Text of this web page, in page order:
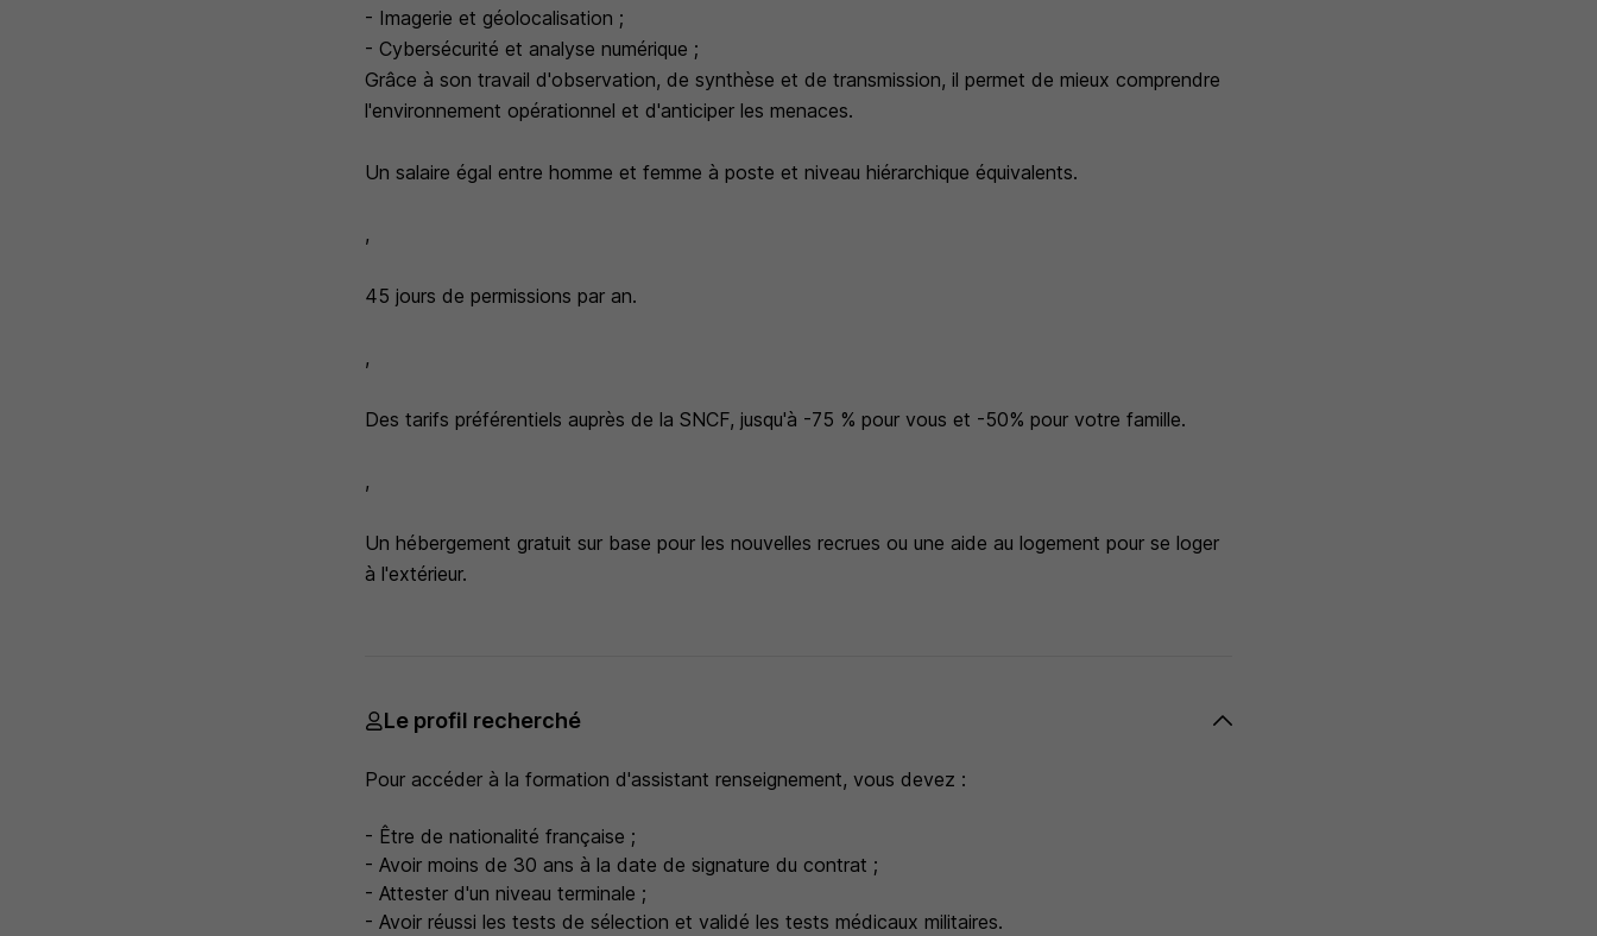
- Imagerie et géolocalisation ;
- Cybersécurité et analyse numérique ;
Grâce à son travail d'observation, de synthèse et de transmission, il permet de mieux comprendre
l'environnement opérationnel et d'anticiper les menaces.
Un salaire égal entre homme et femme à poste et niveau hiérarchique équivalents.
,
45 jours de permissions par an.
,
Des tarifs préférentiels auprès de la SNCF, jusqu'à -75 % pour vous et -50% pour votre famille.
,
Un hébergement gratuit sur base pour les nouvelles recrues ou une aide au logement pour se loger
à l'extérieur.
Le profil recherché
Pour accéder à la formation d'assistant renseignement, vous devez :
- Être de nationalité française ;
- Avoir moins de 30 ans à la date de signature du contrat ;
- Attester d'un niveau terminale ;
- Avoir réussi les tests de sélection et validé les tests médicaux militaires.